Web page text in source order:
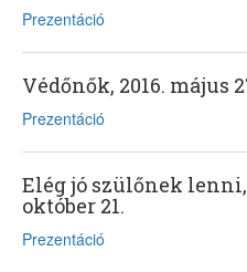
Prezentáció
Védőnők, 2016. május
Prezentáció
Elég jó szülőnek
október 21.
Prezentáció